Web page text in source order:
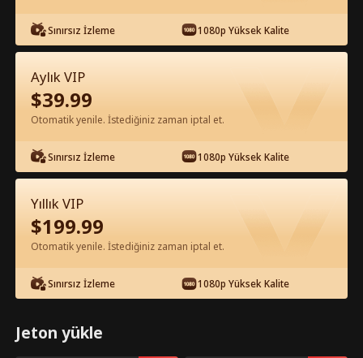
Uygulamada Ücretsiz İzle
Bölüm 45 - ANTİKA EFSANESİ Tam
Film
1-50 51-100
45 46 47 48 49
Sınırsız İzleme 1080p Yüksek Kalite
Aylık VIP
$39.99
Otomatik yenile. İstediğiniz zaman iptal et.
Sınırsız İzleme 1080p Yüksek Kalite
Yıllık VIP
$199.99
Otomatik yenile. İstediğiniz zaman iptal et.
Sınırsız İzleme 1080p Yüksek Kalite
Jeton yükle